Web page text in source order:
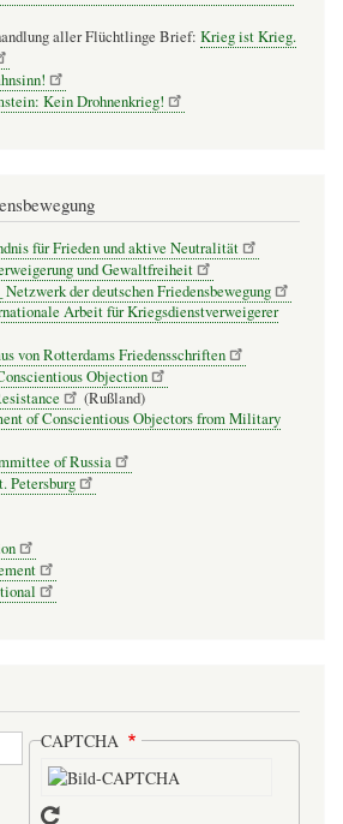
aller Flüchtlinge Brief: Krieg ist Krieg.
Kein Drohnenkrieg!
für Frieden und aktive Neutralität
und Gewaltfreiheit
der deutschen Friedensbewegung
Arbeit für Kriegs­dienst­ver­wei­gerer
von Rotterdams Friedensschriften
Objection
(Rußland)
of Conscientious Objectors from Military
of Russia
Petersburg
CAPTCHA